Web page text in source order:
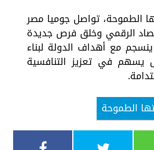
الطموحة، تواصل جوميا مصر
الرقمي وخلق فرص جديدة
مع أهداف الدولة لبناء
يسهم في تعزيز التنافسية
الطموحة